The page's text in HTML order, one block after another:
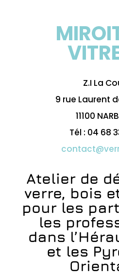
Z.I La
9 rue Laurent
11100
Tél : 04 68
Atelier de
verre, bois
pour les
les
dans
et les